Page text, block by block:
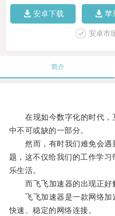
安卓下载 苹
安卓市
简介
在现如今数字化的时代，
中不可或缺的一部分。
然而，有时我们难免会遇
题，这不仅给我们的工作学
乐生活。
而飞飞加速器的出现正好
飞飞加速器是一款网络加
快速、稳定的网络连接。